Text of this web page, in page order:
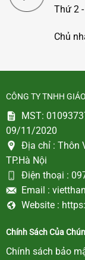
Thứ 2
Chủ
CÔNG TY TNHH
MST:
09/11/2020
Địa chỉ : Thôn
TP.Hà Nội
Điện thoại :
Email :
Website :
Chính Sách Của
Chính sách bảo